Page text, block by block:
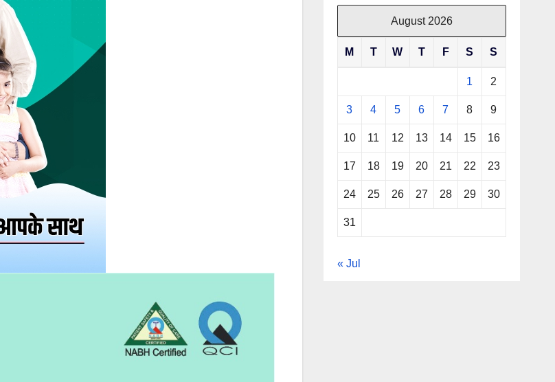
August 2026
M T W T F S S
1 2
3 4 5 6 7 8 9
10 11 12 13 14 15 16
17 18 19 20 21 22 23
24 25 26 27 28 29 30
31
« Jul